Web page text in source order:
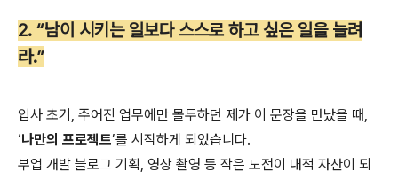
2. “남이 시키는 일보다 스스로 하고 싶은 일을 늘려
라.”
입사 초기, 주어진 업무에만 몰두하던 제가 이 문장을 만났을 때,
‘나만의 프로젝트’를 시작하게 되었습니다.
부업 개발 블로그 기획, 영상 촬영 등 작은 도전이 내적 자산이 되